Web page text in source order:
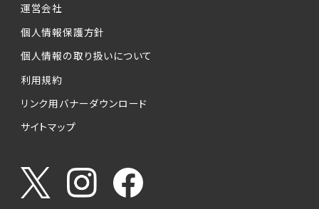
個人情報の第三者への提供について
当社は、以下の提供先に対して個人情報を提供
します。
(1)お客様が求人応募フォームより個人情報を
送信した事業主（広告主）への提供
お客様が求職活動・応募等を行った企業による
うやりとり・情報提供（採否・合否の検討を含み
ます）
運営会社
個人情報保護方針
個人情報の取り扱いについて
利用規約
リンク用バナーダウンロード
サイトマップ